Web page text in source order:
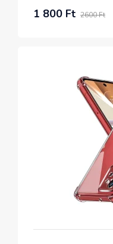
1 800 Ft 2600 Ft